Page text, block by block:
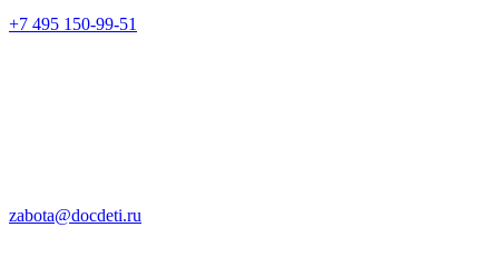
+7 495 150-99-51
zabota@docdeti.ru